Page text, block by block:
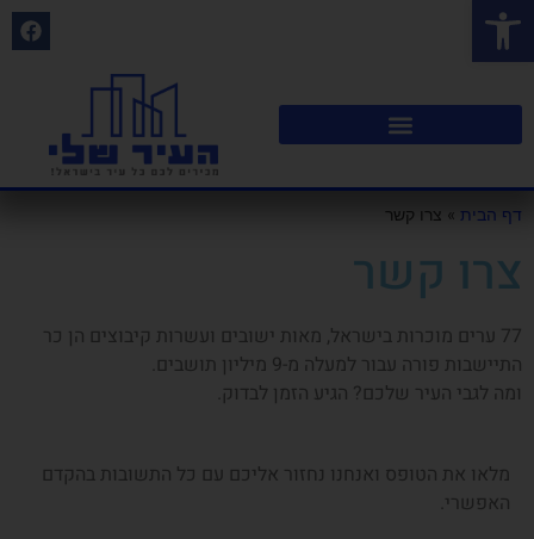
פתח סרגל נגישות
דף הבית » צרו קשר
צרו קשר
77 ערים מוכרות בישראל, מאות ישובים ועשרות קיבוצים הן כר
התיישבות פורה עבור למעלה מ-9 מיליון תושבים.
ומה לגבי העיר שלכם? הגיע הזמן לבדוק.
מלאו את הטופס ואנחנו נחזור אליכם עם כל התשובות בהקדם
האפשרי.